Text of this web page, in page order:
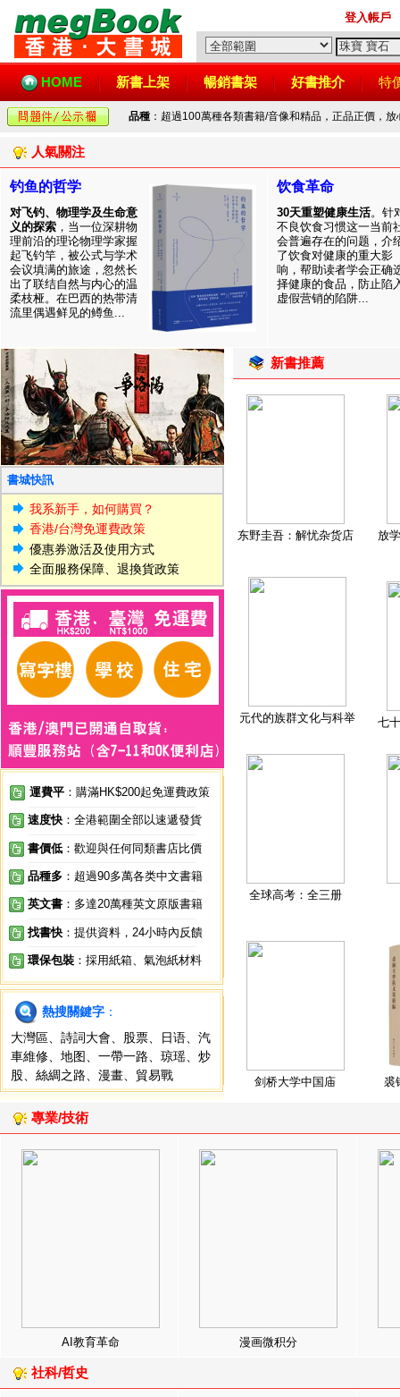
登入帳戶
HOME 新書上架 暢銷書架 好書推介 特
品種 ：超過100萬種各類書籍/音像和精品，正品正價，
人氣關注
钓鱼的哲学
对飞钓、物理学及生命意
义的探索 ，当一位深耕物
理前沿的理论物理学家握
起飞钓竿，被公式与学术
会议填满的旅途，忽然长
出了联结自然与内心的温
柔枝桠。在巴西的热带清
流里偶遇鲜见的鳟鱼...
饮食革命
30天重塑健康生活。针
不良饮食习惯这一当前
会普遍存在的问题，介
了饮食对健康的重大影
响，帮助读者学会正确
择健康的食品，防止陷
虚假营销的陷阱...
書城快訊
我系新手，如何購買？
香港/台灣免運費政策
優惠券激活及使用方式
全面服務保障、退換貨政策
運費平 ：購滿HK$200起免運費政策
速度快 ：全港範圍全部以速遞發貨
書價低 ：歡迎與任何同類書店比價
品種多 ：超過90多萬各类中文書籍
英文書 ：多達20萬種英文原版書籍
找書快 ：提供資料，24小時內反饋
環保包裝 ：採用紙箱、氣泡紙材料
熱搜關鍵字 ：
大灣區
詩詞大會 股票 日语
汽
車維修
地图 一帶一路 琼瑶
炒
股
絲綢之路 漫畫 貿易戰
新書推薦
东野圭吾：解忧杂货店 放
元代的族群文化与科举 七
全球高考：全三册
剑桥大学中国庙 裘
專業/技術
AI教育革命 漫画微积分
社科/哲史